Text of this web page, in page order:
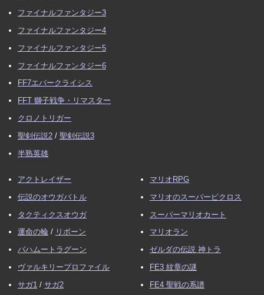
ファイナルファンタジー3
ファイナルファンタジー4
ファイナルファンタジー5
ファイナルファンタジー6
FF7エバークライシス
FFT 獅子戦争・リマスター
クロノトリガー
聖剣伝説2 / 聖剣伝説3
半熟英雄
アクトレイザー
伝説のオウガバトル
タクティクスオウガ
運命の輪 / リボーン
バハムートラグーン
ヴァルキリープロファイル
サガ1 / サガ2
マリオRPG
マリオのスーパーピクロス
スーパーマリオカート
マリオラン
ゼルダの伝説 神トラ
FE3 紋章の謎
FE4 聖戦の系譜